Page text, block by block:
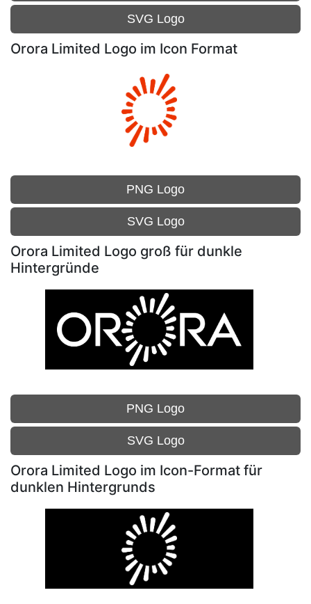
SVG Logo
Orora Limited Logo im Icon Format
PNG Logo
SVG Logo
Orora Limited Logo groß für dunkle
Hintergründe
PNG Logo
SVG Logo
Orora Limited Logo im Icon-Format für
dunklen Hintergrunds